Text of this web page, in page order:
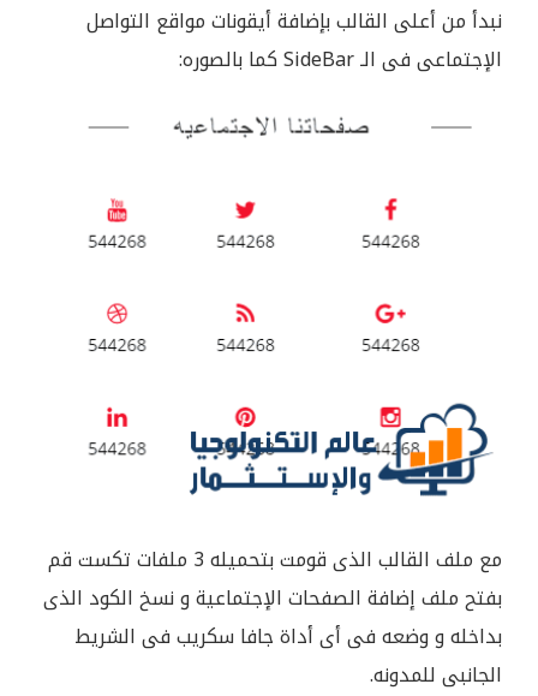
نبدأ من أعلى القالب بإضافة أيقونات مواقع التواصل
الإجتماعى فى الـ SideBar كما بالصوره:
مع ملف القالب الذى قومت بتحميله 3 ملفات تكست قم
بفتح ملف إضافة الصفحات الإجتماعية و نسخ الكود الذى
بداخله و وضعه فى أى أداة جافا سكريب فى الشريط
الجانبى للمدونه.